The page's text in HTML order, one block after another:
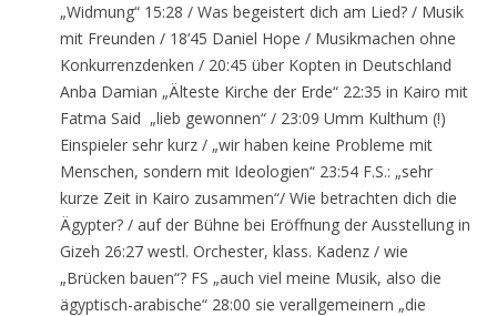
„Widmung“ 15:28 / Was begeistert dich am Lied? / Musik
mit Freunden / 18’45 Daniel Hope / Musikmachen ohne
Konkurrenzdenken / 20:45 über Kopten in Deutschland
Anba Damian „Älteste Kirche der Erde“ 22:35 in Kairo mit
Fatma Said „lieb gewonnen“ / 23:09 Umm Kulthum (!)
Einspieler sehr kurz / „wir haben keine Probleme mit
Menschen, sondern mit Ideologien“ 23:54 F.S.: „sehr
kurze Zeit in Kairo zusammen“/ Wie betrachten dich die
Ägypter? / auf der Bühne bei Eröffnung der Ausstellung in
Gizeh 26:27 westl. Orchester, klass. Kadenz / wie
„Brücken bauen“? FS „auch viel meine Musik, also die
ägyptisch-arabische“ 28:00 sie verallgemeinern „die